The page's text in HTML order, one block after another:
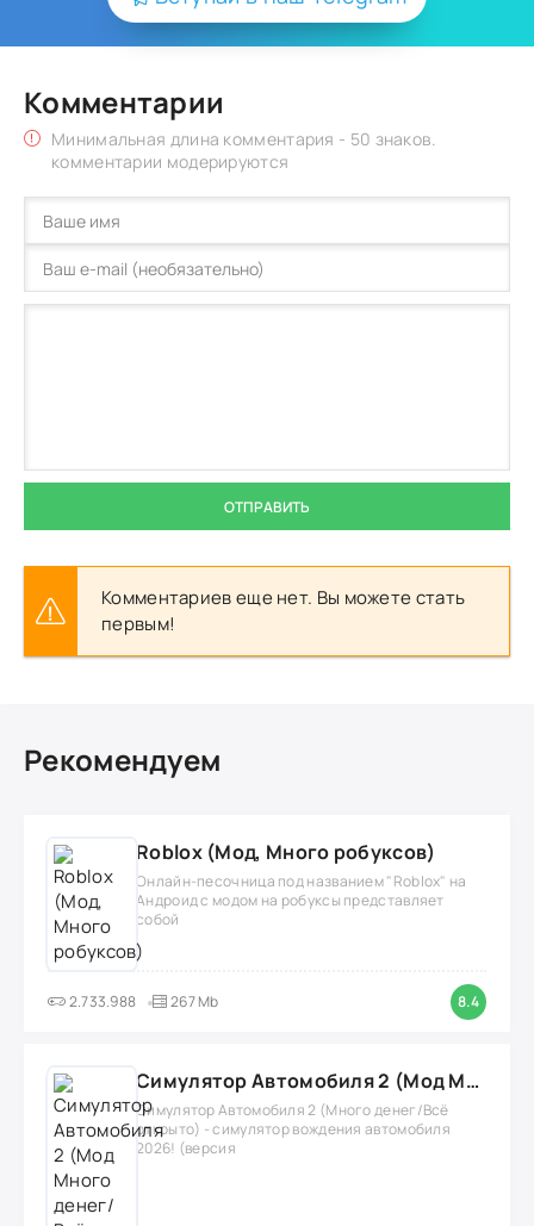
Комментарии
Минимальная длина комментария - 50 знаков.
комментарии модерируются
ОТПРАВИТЬ
Комментариев еще нет. Вы можете стать
первым!
Рекомендуем
Roblox (Мод, Много робуксов)
Онлайн-песочница под названием "Roblox" на
Андроид с модом на робуксы представляет
собой
2.733.988 267 Mb 8.4
Симулятор Автомобиля 2 (Мод Много денег/Всё открыто)
Симулятор Автомобиля 2 (Много денег/Всё
открыто) - симулятор вождения автомобиля
2026! (версия